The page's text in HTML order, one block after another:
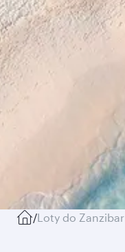
/Loty do Zanzibar